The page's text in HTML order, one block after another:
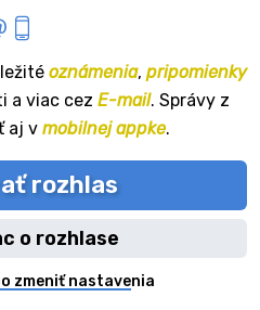
oznámenia, pripomienky
a viac cez E-mail. Správy z
aj v mobilnej appke.
rozhlas
o rozhlase
zmeniť nastavenia